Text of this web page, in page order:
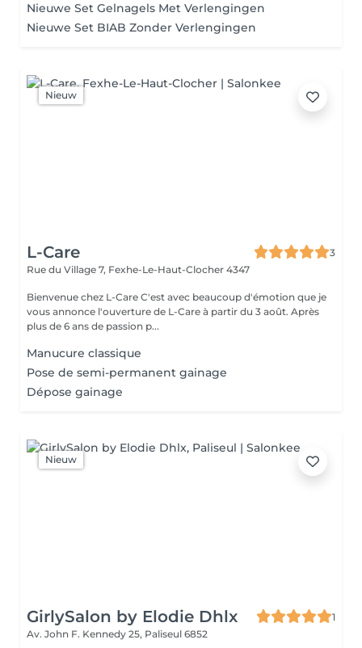
Nieuwe Set Gelnagels Met Verlengingen
Nieuwe Set BIAB Zonder Verlengingen
Nieuw
L-Care
3
Rue du Village 7, Fexhe-Le-Haut-Clocher 4347
Bienvenue chez L-Care C'est avec beaucoup d'émotion que je
vous annonce l'ouverture de L-Care à partir du 3 août. Après
plus de 6 ans de passion p...
Manucure classique
Pose de semi-permanent gainage
Dépose gainage
Nieuw
GirlySalon by Elodie Dhlx
1
Av. John F. Kennedy 25, Paliseul 6852